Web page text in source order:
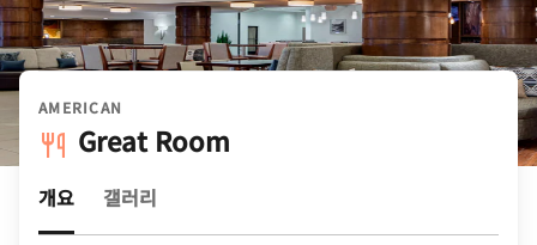
AMERICAN
Great Room
개요 갤러리